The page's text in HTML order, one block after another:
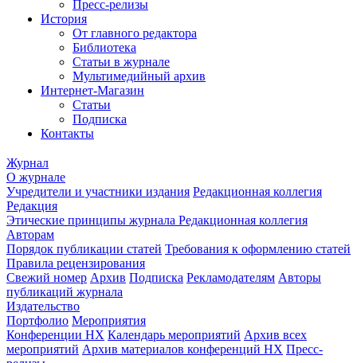
Пресс-релизы
История
От главного редактора
Библиотека
Статьи в журнале
Мультимедийный архив
Интернет-Магазин
Статьи
Подписка
Контакты
Журнал
О журнале
Учредители и участники издания Редакционная коллегия
Редакция
Этические принципы журнала Редакционная коллегия
Авторам
Порядок публикации статей Требования к оформлению статей
Правила рецензирования
Свежий номер Архив Подписка Рекламодателям Авторы
публикаций журнала
Издательство
Портфолио Мероприятия
Конференции НХ Календарь мероприятий Архив всех
мероприятий Архив материалов конференций НХ Пресс-